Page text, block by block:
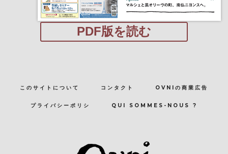
PDF版を読む
このサイトについて コンタクト OVNIの商業広告
プライバシーポリシ QUI SOMMES-NOUS ?